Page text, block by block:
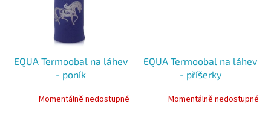
EQUA Termoobal na láhev
- poník
Momentálně nedostupné
EQUA Termoobal na láhev
- příšerky
Momentálně nedostupné